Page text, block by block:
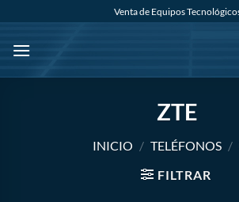
contenido
Venta de Equipos
ZTE
INICIO / TELÉFONOS /
FILTRAR